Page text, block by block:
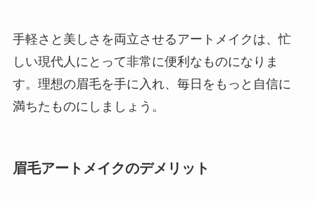
手軽さと美しさを両立させるアートメイクは、忙
しい現代人にとって非常に便利なものになりま
す。理想の眉毛を手に入れ、毎日をもっと自信に
満ちたものにしましょう。
眉毛アートメイクのデメリット